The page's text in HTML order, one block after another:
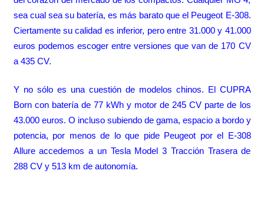
sea cual sea su batería, es más barato que el Peugeot E-308.
Ciertamente su calidad es inferior, pero entre 31.000 y 41.000
euros podemos escoger entre versiones que van de 170 CV
a 435 CV.
Y no sólo es una cuestión de modelos chinos. El CUPRA
Born con batería de 77 kWh y motor de 245 CV parte de los
43.000 euros. O incluso subiendo de gama, espacio a bordo y
potencia, por menos de lo que pide Peugeot por el E-308
Allure accedemos a un Tesla Model 3 Tracción Trasera de
288 CV y 513 km de autonomía.